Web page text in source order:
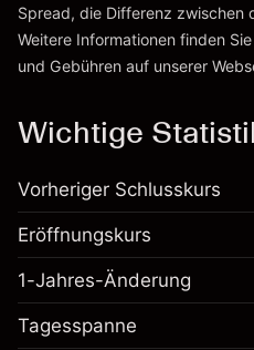
Zur Plattform
Spread, die Differenz zwischen
Weitere Informationen finden
und Gebühren auf unserer
Wichtige
Vorheriger Schlusskurs
Eröffnungskurs
1-Jahres-Änderung
Tagesspanne